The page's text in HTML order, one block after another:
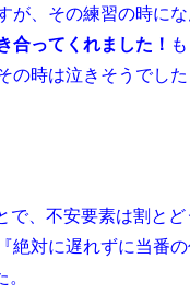
が、その練習の時にな
合ってくれました！
の時は泣きそうでした
で、不安要素は割と
絶対に遅れずに当番